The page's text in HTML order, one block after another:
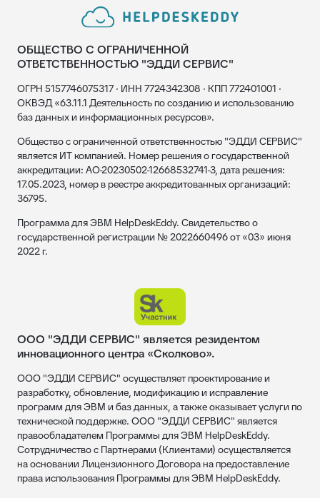
ОБЩЕСТВО С ОГРАНИЧЕННОЙ
ОТВЕТСТВЕННОСТЬЮ "ЭДДИ СЕРВИС"
ОГРН 5157746075317 · ИНН 7724342308 · КПП 772401001 ·
ОКВЭД «63.11.1 Деятельность по созданию и использованию
баз данных и информационных ресурсов».
Общество с ограниченной ответственностью "ЭДДИ СЕРВИС"
является ИТ компанией. Номер решения о государственной
аккредитации: АО-20230502-12668532741-3, дата решения:
17.05.2023, номер в реестре аккредитованных организаций:
36795.
Программа для ЭВМ HelpDeskEddy. Свидетельство о
государственной регистрации № 2022660496 от «03» июня
2022 г.
ООО "ЭДДИ СЕРВИС" является резидентом
инновационного центра «Сколково».
ООО "ЭДДИ СЕРВИС" осуществляет проектирование и
разработку, обновление, модификацию и исправление
программ для ЭВМ и баз данных, а также оказывает услуги по
технической поддержке. ООО "ЭДДИ СЕРВИС" является
правообладателем Программы для ЭВМ HelpDeskEddy.
Сотрудничество с Партнерами (Клиентами) осуществляется
на основании Лицензионного Договора на предоставление
права использования Программы для ЭВМ HelpDeskEddy.